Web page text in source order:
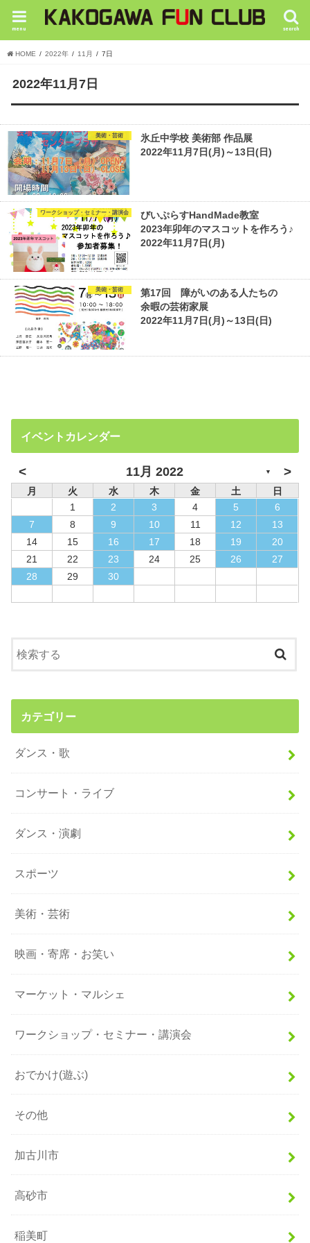
search
menu
HOME 2022年 11月 7日
2022年11月7日
美術・芸術
氷丘中学校 美術部 作品展
2022年11月7日(月)～13日(日)
ワークショップ・セミナー・講演会
びいぷらすHandMade教室
2023年卯年のマスコットを作ろう♪
2022年11月7日(月)
美術・芸術
第17回 障がいのある人たちの
余暇の芸術家展
2022年11月7日(月)～13日(日)
イベントカレンダー
< 11月 2022 ▼ >
月 火 水 木 金 土
日
1
2 3 4 5
6
7
8 9 10 11 12
13
14
15 16 17 18 19
20
21
22 23 24 25 26
27
28
29 30
カテゴリー
ダンス・歌
コンサート・ライブ
ダンス・演劇
スポーツ
美術・芸術
映画・寄席・お笑い
マーケット・マルシェ
ワークショップ・セミナー・講演会
おでかけ(遊ぶ)
その他
加古川市
高砂市
稲美町